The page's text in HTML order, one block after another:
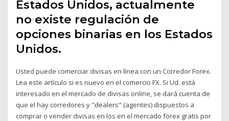
Estados Unidos, actualmente
no existe regulación de
opciones binarias en los Estados
Unidos.
Usted puede comerciar divisas en línea con un Corredor Forex.
Lea este artículo si es nuevo en el comercio FX. Si Ud. está
interesado en el mercado de divisas online, se dará cuenta de
que el hay corredores y "dealers" (agentes) dispuestos a
comprar o vender divisas en los en el mercado forex gratis por